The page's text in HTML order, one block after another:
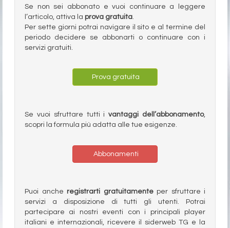
Se non sei abbonato e vuoi continuare a leggere
l’articolo, attiva la prova gratuita
Per sette giorni potrai navigare il sito e al termine del
periodo decidere se abbonarti o continuare con i
servizi gratuiti.
Prova gratuita
Se vuoi sfruttare tutti ivantaggi dell’abbonamento,
scopri la formula più adatta alle tue esigenze.
Abbonamenti
Puoi anche registrarti gratuitamenteper sfruttare i
servizi a disposizione di tutti gli utenti. Potrai
partecipare ai nostri eventi con i principali player
italiani e internazionali, ricevere il siderweb TG e la